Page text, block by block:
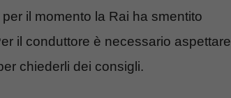
il momento la Rai ha smentito
il conduttore è necessario aspettare
chiederli dei consigli.